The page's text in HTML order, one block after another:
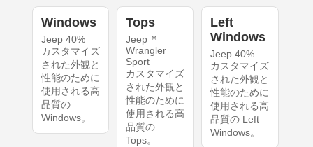
Windows
Jeep 40%
カスタマイズ
された外観と
性能のために
使用される高
品質の
Windows。
Tops
Jeep™
Wrangler
Sport
カスタマイズ
された外観と
性能のために
使用される高
品質の
Tops。
Left
Windows
Jeep 40%
カスタマイズ
された外観と
性能のために
使用される高
品質の Left
Windows。